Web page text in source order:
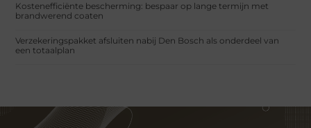
Kostenefficiënte bescherming: bespaar op lange termijn met
brandwerend coaten
Verzekeringspakket afsluiten nabij Den Bosch als onderdeel van
een totaalplan